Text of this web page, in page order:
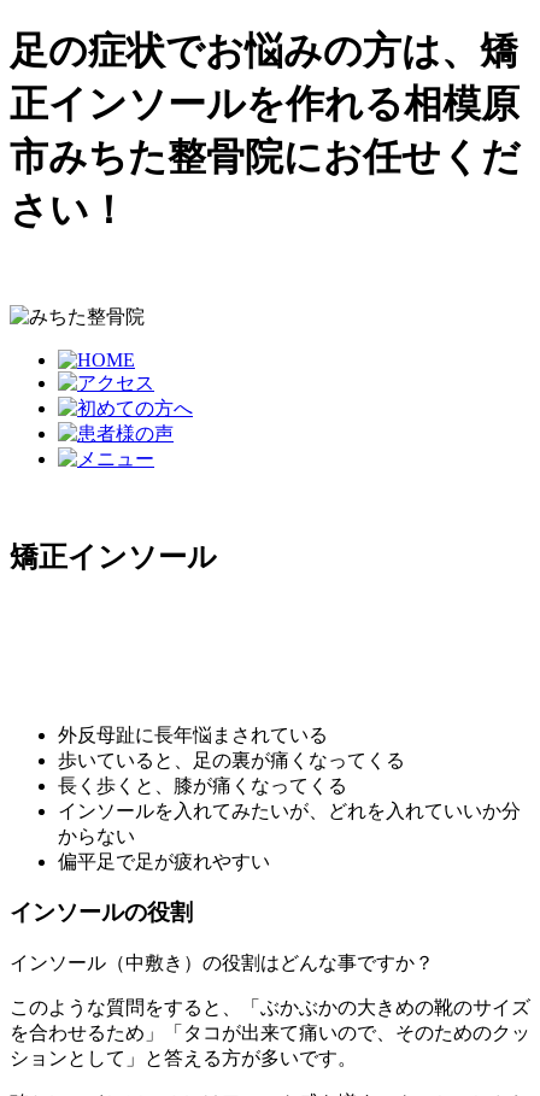
足の症状でお悩みの方は、矯
正インソールを作れる相模原
市みちた整骨院にお任せくだ
さい！
矯正インソール
外反母趾に長年悩まされている
歩いていると、足の裏が痛くなってくる
長く歩くと、膝が痛くなってくる
インソールを入れてみたいが、どれを入れていいか分
からない
偏平足で足が疲れやすい
インソールの役割
インソール（中敷き）の役割はどんな事ですか？
このような質問をすると、「ぶかぶかの大きめの靴のサイズ
を合わせるため」「タコが出来て痛いので、そのためのクッ
ションとして」と答える方が多いです。